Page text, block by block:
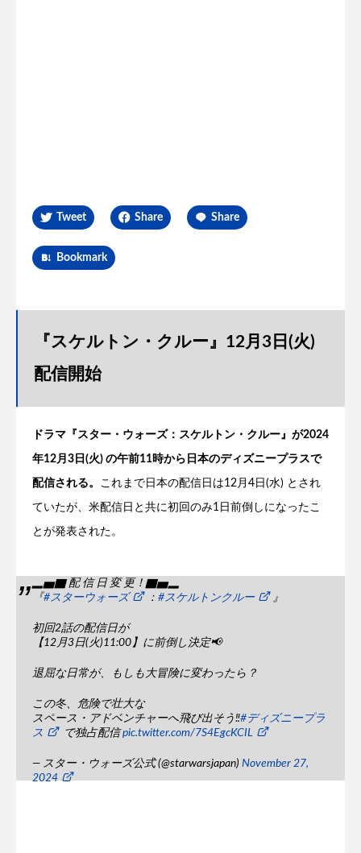
Tweet Share Share
Bookmark
『スケルトン・クルー』12月3日(火)
配信開始
ドラマ『スター・ウォーズ：スケルトン・クルー』が2024
年12月3日(火) の午前11時から日本のディズニープラスで
配信される。 これまで日本の配信日は12月4日(水) とされ
ていたが、米配信日と共に初回のみ1日前倒しになったこ
とが発表された。
▂▅▇ 配 信 日 変 更！▇▅▂
『#スターウォーズ ： #スケルトンクルー 』
初回2話の配信日が
【12月3日(火)11:00】に前倒し決定📢
退屈な日常が、もしも大冒険に変わったら？
この冬、危険で壮大な
スペース・アドベンチャーへ飛び出そう‼#ディズニープラ
ス
で独占配信pic.twitter.com/7S4EgcKCIL
— スター・ウォーズ公式 (@starwarsjapan) November 27,
2024